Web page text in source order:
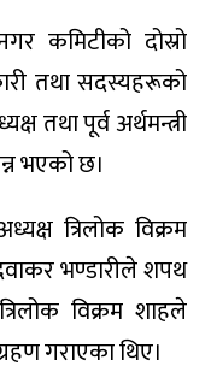
कमिटीको दोस्रो
तथा सदस्यहरूको
तथा पूर्व अर्थमन्त्री
भएको छ।
त्रिलोक विक्रम
भण्डारीले शपथ
विक्रम शाहले
गराएका थिए।